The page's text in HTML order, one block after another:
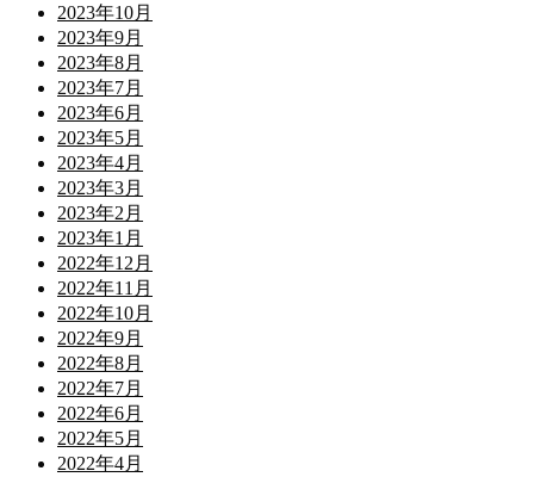
2023年10月
2023年9月
2023年8月
2023年7月
2023年6月
2023年5月
2023年4月
2023年3月
2023年2月
2023年1月
2022年12月
2022年11月
2022年10月
2022年9月
2022年8月
2022年7月
2022年6月
2022年5月
2022年4月